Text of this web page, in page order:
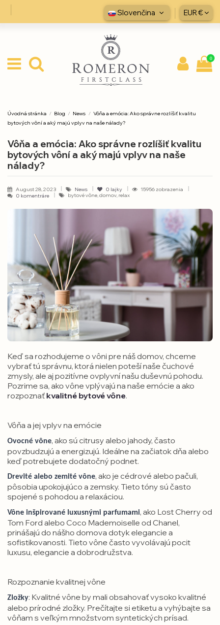
Slovenčina EUR €
0
Úvodná stránka Blog News
Vôňa a emócia: Ako správne rozlíšiť kvalitu
bytových vôní a aký majú vplyv na naše nálady?
Vôňa a emócia: Ako správne rozlíšiť kvalitu
bytových vôní a aký majú vplyv na naše
nálady?
August 28, 2023 News 0 lajky
15956 zobrazenia
0 komentráre
bytové vône, domov, relax
Keď sa rozhodujeme o vôni pre náš domov, chceme
vybrať tú správnu, ktorá nielen poteší naše čuchové
zmysly, ale aj pozitívne ovplyvní našu duševnú pohodu.
Pozrime sa, ako vône vplývajú na naše emócie a ako
rozpoznať kvalitné bytové vône.
Vôňa a jej vplyv na emócie
Ovocné vône, ako sú citrusy alebo jahody, často
povzbudzujú a energizujú. Ideálne na začiatok dňa alebo
keď potrebujete dodatočný podnet.
Drevité alebo zemité vône, ako je cédrové alebo pačuli,
pôsobia upokojujúco a zemsky. Tieto tóny sú často
spojené s pohodou a relaxáciou.
Vône inšpirované luxusnými parfumami, ako Lost Cherry od
Tom Ford alebo Coco Mademoiselle od Chanel,
prinášajú do nášho domova dotyk elegancie a
sofistikovanosti. Tieto vône často vyvolávajú pocit
luxusu, elegancie a dobrodružstva.
Rozpoznanie kvalitnej vône
Zložky: Kvalitné vône by mali obsahovať vysoko kvalitné
alebo prírodné zložky. Prečítajte si etiketu a vyhýbajte sa
vôňam s veľkým množstvom syntetických prísad.